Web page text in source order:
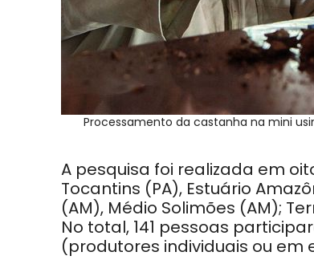
Processamento da castanha na mini
A pesquisa foi realizada em
Tocantins (PA), Estuário
(AM), Médio Solimões (AM);
No total, 141 pessoas
(produtores individuais ou